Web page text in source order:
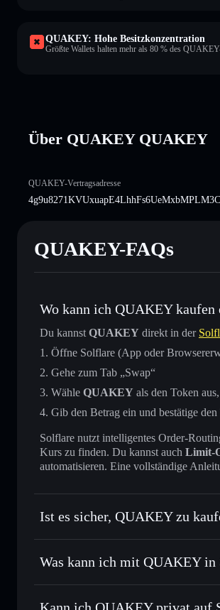
QUAKEY: Hohe Besitzkonzentration
Größte Wallets halten mehr als 80 % des
Über QUAKEY QUAKEY
QUAKEY-Vertragsadresse
QUAKEY-FAQs
Wo kann ich QUAKEY kaufen
Du kannst QUAKEY direkt in der
Öffne Solflare (App oder
Gehe zum Tab „Swap“
Wähle QUAKEY als den Token
Gib den Betrag ein und bestätige den
Solflare nutzt intelligentes Order-
Kurs zu finden. Du kannst auch Limit-
automatisieren. Eine vollständige
Ist es sicher, QUAKEY zu
QUAKEY
Was kann ich mit QUAKEY in
QUAKEY
Solflare-Wallet
Sofort tauschen– handle QUAKEY